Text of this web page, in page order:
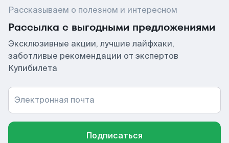
Рассказываем о полезном и интересном
Рассылка с выгодными предложениями
Эксклюзивные акции, лучшие лайфхаки,
заботливые рекомендации от экспертов
Купибилета
Электронная почта
Подписаться